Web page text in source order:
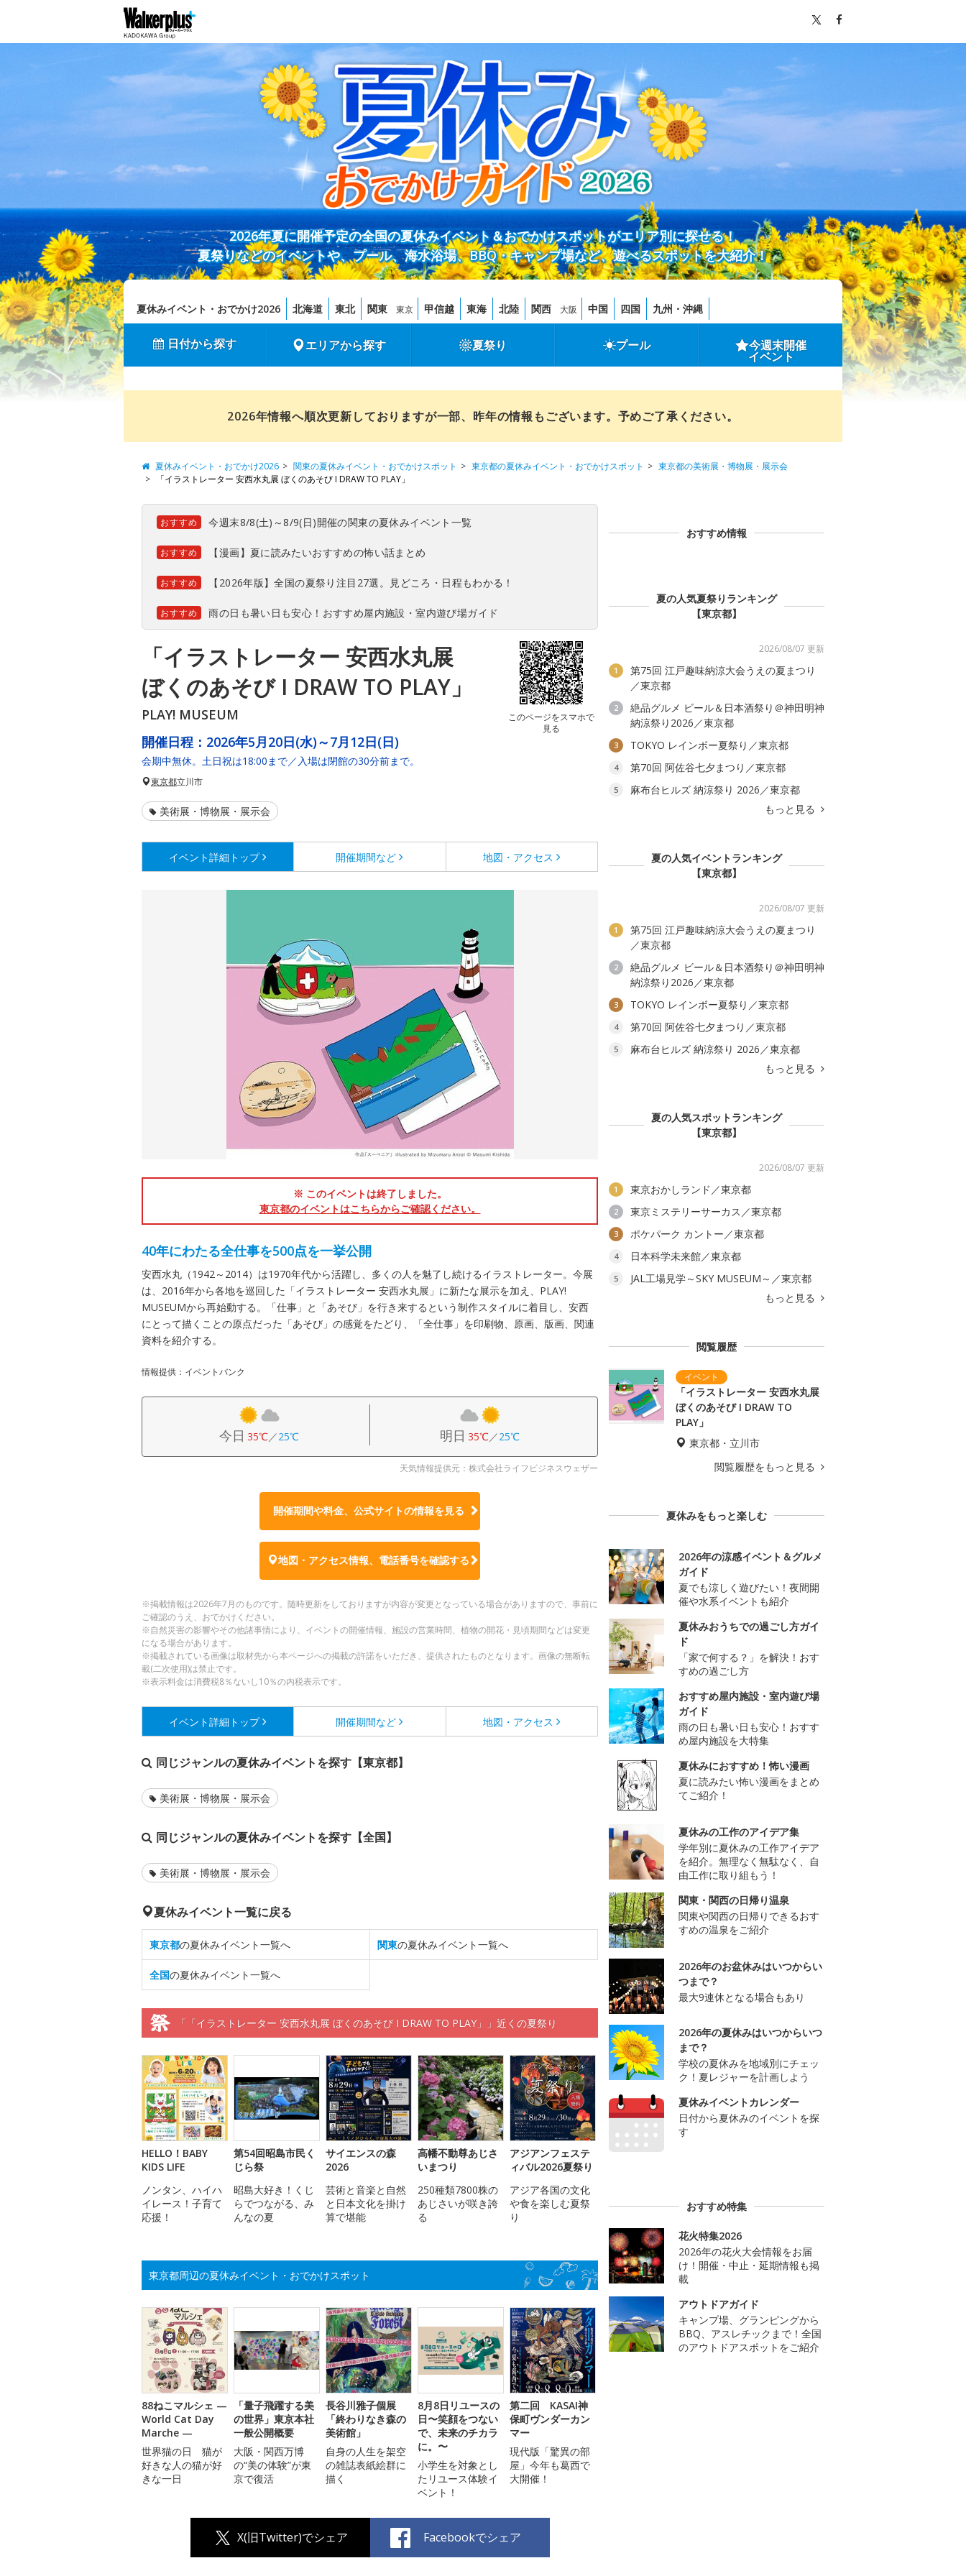
2026年夏に開催予定の全国の夏休みイベント＆おでかけスポットがエリア別に探せる！
夏祭りなどのイベントや、プール、海水浴場、BBQ・キャンプ場など、遊べるスポットを大紹介！
夏休みイベント・おでかけ2026 北海道 東北 関東 東京 甲信越 東海 北陸 関西 大阪 中国 四国 九州・沖縄
日付から探す エリアから探す 夏祭り プール 今週末開催
イベント
2026年情報へ順次更新しておりますが一部、昨年の情報もございます。予めご了承ください。
夏休みイベント・おでかけ2026 関東の夏休みイベント・おでかけスポット 東京都の夏休みイベント・おでかけスポット
東京都の美術展・博物展・展示会
「イラストレーター 安西水丸展 ぼくのあそび I DRAW TO PLAY」
おすすめ 今週末8/8(土)～8/9(日)開催の関東の夏休みイベント一覧
おすすめ 【漫画】夏に読みたいおすすめの怖い話まとめ
おすすめ 【2026年版】全国の夏祭り注目27選。見どころ・日程もわかる！
おすすめ 雨の日も暑い日も安心！おすすめ屋内施設・室内遊び場ガイド
「イラストレーター 安西水丸展
ぼくのあそび I DRAW TO PLAY」
PLAY! MUSEUM
このページをスマホで
見る
開催日程： 2026年5月20日(水)～7月12日(日)
会期中無休。土日祝は18:00まで／入場は閉館の30分前まで。
東京都立川市
美術展・博物展・展示会
イベント詳細 トップ 開催期間など 地図・アクセス
※ このイベントは終了しました。
東京都のイベントはこちらからご確認ください。
40年にわたる全仕事を500点を一挙公開
安西水丸（1942～2014）は1970年代から活躍し、多くの人を魅了し続けるイラストレーター。今展
は、2016年から各地を巡回した「イラストレーター 安西水丸展」に新たな展示を加え、PLAY!
MUSEUMから再始動する。「仕事」と「あそび」を行き来するという制作スタイルに着目し、安西
にとって描くことの原点だった「あそび」の感覚をたどり、「全仕事」を印刷物、原画、版画、関連
資料を紹介する。
情報提供：イベントバンク
今日 35℃／25℃ 明日 35℃／25℃
天気情報提供元：株式会社ライフビジネスウェザー
開催期間や料金、公式サイトの情報を見る
地図・アクセス情報、電話番号を確認する
※掲載情報は2026年7月のものです。随時更新をしておりますが内容が変更となっている場合がありますので、事前に
ご確認のうえ、おでかけください。
※自然災害の影響やその他諸事情により、イベントの開催情報、施設の営業時間、植物の開花・見頃期間などは変更
になる場合があります。
※掲載されている画像は取材先から本ページへの掲載の許諾をいただき、提供されたものとなります。画像の無断転
載(二次使用)は禁止です。
※表示料金は消費税8％ないし10％の内税表示です。
イベント詳細 トップ 開催期間など 地図・アクセス
同じジャンルの夏休みイベントを探す【東京都】
美術展・博物展・展示会
同じジャンルの夏休みイベントを探す【全国】
美術展・博物展・展示会
夏休みイベント一覧に戻る
東京都の夏休みイベント一覧へ 関東の夏休みイベント一覧へ
全国の夏休みイベント一覧へ
「「イラストレーター 安西水丸展 ぼくのあそび I DRAW TO PLAY」」近くの夏祭り
HELLO！BABY
KIDS LIFE
ノンタン、ハイハ
イレース！子育て
応援！
第54回昭島市民く
じら祭
昭島大好き！くじ
らでつながる、み
んなの夏
サイエンスの森
2026
芸術と音楽と自然
と日本文化を掛け
算で堪能
高幡不動尊あじさ
いまつり
250種類7800株の
あじさいが咲き誇
る
アジアンフェステ
ィバル2026夏祭り
アジア各国の文化
や食を楽しむ夏祭
り
東京都周辺の夏休みイベント・おでかけスポット
88ねこマルシェ —
World Cat Day
Marche —
世界猫の日 猫が
好きな人の猫が好
きな一日
「量子飛躍する美
の世界」東京本社
一般公開概要
大阪・関西万博
の“美の体験”が東
京で復活
長谷川雅子個展
「終わりなき森の
美術館」
自身の人生を架空
の雑誌表紙絵群に
描く
8月8日リユースの
日〜笑顔をつない
で、未来のチカラ
に。〜
小学生を対象とし
たリユース体験イ
ベント！
第二回 KASAI神
保町ヴンダーカン
マー
現代版「驚異の部
屋」今年も葛西で
大開催！
X(旧Twitter)でシェア Facebookでシェア
おすすめ情報
夏の人気夏祭りランキング
【東京都】
2026/08/07 更新
1
第75回 江戸趣味納涼大会うえの夏まつり
／東京都
2
絶品グルメ ビール＆日本酒祭り＠神田明神
納涼祭り2026／東京都
3 TOKYO レインボー夏祭り／東京都
4 第70回 阿佐谷七夕まつり／東京都
5
麻布台ヒルズ 納涼祭り 2026／東京都
もっと見る
夏の人気イベントランキング
【東京都】
2026/08/07 更新
1
第75回 江戸趣味納涼大会うえの夏まつり
／東京都
2
絶品グルメ ビール＆日本酒祭り＠神田明神
納涼祭り2026／東京都
3 TOKYO レインボー夏祭り／東京都
4 第70回 阿佐谷七夕まつり／東京都
5
麻布台ヒルズ 納涼祭り 2026／東京都
もっと見る
夏の人気スポットランキング
【東京都】
2026/08/07 更新
1 東京おかしランド／東京都
2 東京ミステリーサーカス／東京都
3 ポケパーク カントー／東京都
4 日本科学未来館／東京都
5
JAL工場見学～SKY MUSEUM～／東京都
もっと見る
閲覧履歴
「イラストレーター 安西水丸展
ぼくのあそび I DRAW TO
PLAY」
東京都・立川市
閲覧履歴をもっと見る
夏休みをもっと楽しむ
2026年の涼感イベント＆グルメ
ガイド
夏でも涼しく遊びたい！夜間開
催や水系イベントも紹介
夏休みおうちでの過ごし方ガイ
ド
「家で何する？」を解決！おす
すめの過ごし方
おすすめ屋内施設・室内遊び場
ガイド
雨の日も暑い日も安心！おすす
め屋内施設を大特集
夏休みにおすすめ！怖い漫画
夏に読みたい怖い漫画をまとめ
てご紹介！
夏休みの工作のアイデア集
学年別に夏休みの工作アイデア
を紹介。無理なく無駄なく、自
由工作に取り組もう！
関東・関西の日帰り温泉
関東や関西の日帰りできるおす
すめの温泉をご紹介
2026年のお盆休みはいつからい
つまで？
最大9連休となる場合もあり
2026年の夏休みはいつからいつ
まで？
学校の夏休みを地域別にチェッ
ク！夏レジャーを計画しよう
夏休みイベントカレンダー
日付から夏休みのイベントを探
す
おすすめ特集
花火特集2026
2026年の花火大会情報をお届
け！開催・中止・延期情報も掲
載
アウトドアガイド
キャンプ場、グランピングから
BBQ、アスレチックまで！全国
のアウトドアスポットをご紹介